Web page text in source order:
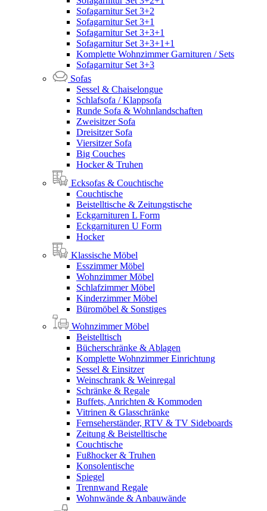
Sofagarnitur Set 3+2
Sofagarnitur Set 3+1
Sofagarnitur Set 3+3+1
Sofagarnitur Set 3+3+1+1
Komplette Wohnzimmer Garnituren / Sets
Sofagarnitur Set 3+3
Sofas
Sessel & Chaiselongue
Schlafsofa / Klappsofa
Runde Sofa & Wohnlandschaften
Zweisitzer Sofa
Dreisitzer Sofa
Viersitzer Sofa
Big Couches
Hocker & Truhen
Ecksofas & Couchtische
Couchtische
Beistelltische & Zeitungstische
Eckgarnituren L Form
Eckgarnituren U Form
Hocker
Klassische Möbel
Esszimmer Möbel
Wohnzimmer Möbel
Schlafzimmer Möbel
Kinderzimmer Möbel
Büromöbel & Sonstiges
Wohnzimmer Möbel
Beistelltisch
Bücherschränke & Ablagen
Komplette Wohnzimmer Einrichtung
Sessel & Einsitzer
Weinschrank & Weinregal
Schränke & Regale
Buffets, Anrichten & Kommoden
Vitrinen & Glasschränke
Fernseherständer, RTV & TV Sideboards
Zeitung & Beistelltische
Couchtische
Fußhocker & Truhen
Konsolentische
Spiegel
Trennwand Regale
Wohnwände & Anbauwände